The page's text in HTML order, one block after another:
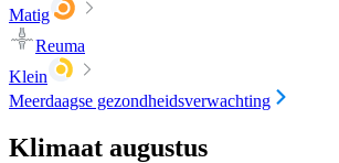
Matig
Reuma
Klein
Meerdaagse gezondheidsverwachting
Klimaat augustus